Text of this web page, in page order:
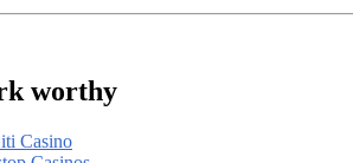
worthy
Casino